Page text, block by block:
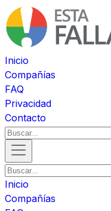
Inicio
Compañías
FAQ
Privacidad
Contacto
Inicio
Compañías